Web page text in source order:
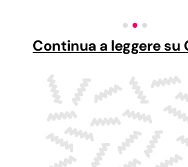
Continua a leggere su